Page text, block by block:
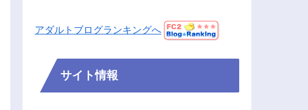
アダルトブログランキングへ
サイト情報